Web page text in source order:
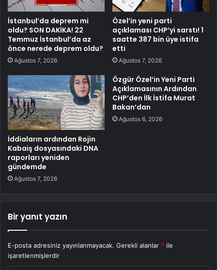
İstanbul’da deprem mi
oldu? SON DAKİKA! 22
Temmuz İstanbul’da az
önce nerede deprem oldu?
Ağustos 7, 2026
Özel’in yeni parti
açıklaması CHP’yi sarstı! 1
saatte 387 bin üye istifa
etti
Ağustos 7, 2026
İddiaların ardından Rojin
Kabaiş dosyasındaki DNA
raporları yeniden
gündemde
Ağustos 7, 2026
Özgür Özel’in Yeni Parti
Açıklamasının Ardından
CHP’den İlk İstifa Murat
Bakan’dan
Ağustos 6, 2026
Bir yanıt yazın
E-posta adresiniz yayınlanmayacak. Gerekli alanlar * ile
işaretlenmişlerdir